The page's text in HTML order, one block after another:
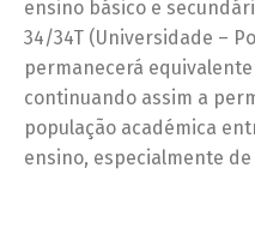
ensino básico e
34/34T (Universidade –
permanecerá
continuando assim a
população académica
ensino, especialmente de